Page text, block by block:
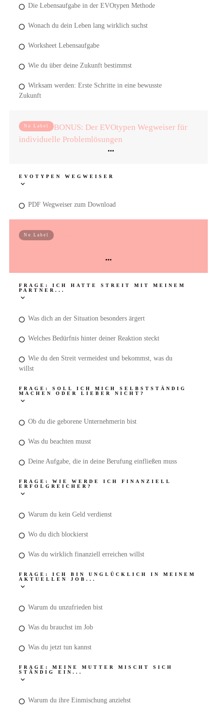
Die Lebensaufgabe in der EVOtypen Methode
Wonach du dein Leben lang wirklich suchst
Worksheet Lebensaufgabe
Wie du über deine Zukunft bestimmst
Wirksam werden: Erste Schritte in eine bewusste
Zukunft
No Label
BONUS: Der EVOtypen Wegweiser für
individuelle Problemlösungen
EVOTYPEN WEGWEISER
PDF Wegweiser zum Download
No Label
FRAGE: ICH HATTE STREIT MIT MEINEM
PARTNER...
Was dich an der Situation besonders ärgert
Welches Bedürfnis hinter deiner Reaktion steckt
Wie du den Streit vermeidest und bekommst, was du
willst
FRAGE: SOLL ICH MICH SELBSTSTÄNDIG
MACHEN ODER LIEBER NICHT?
Ob du die geborene Unternehmerin bist
Was du beachten musst
Deine Aufgabe, die in deine Berufung einfließen muss
FRAGE: WIE WERDE ICH FINANZIELL
ERFOLGREICHER?
Warum du kein Geld verdienst
Wo du dich blockierst
Was du wirklich finanziell erreichen willst
FRAGE: ICH BIN UNGLÜCKLICH IN MEINEM
AKTUELLEN JOB...
Warum du unzufrieden bist
Was du brauchst im Job
Was du jetzt tun kannst
FRAGE: MEINE MUTTER MISCHT SICH
STÄNDIG EIN...
Warum du ihre Einmischung anziehst